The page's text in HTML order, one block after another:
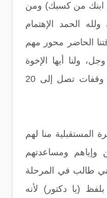
ابنك من كسبك) ومن
الحمد الإهتمام
الحاضر محور مهم
ولنا أيها الإخوة
الكرام في هذا الموضوع وقفات تصل إلى 20
المستقبلية منا لهم
ومساعدتهم
طالب في المرحلة
بلفظ (يا دكتور) لأنه